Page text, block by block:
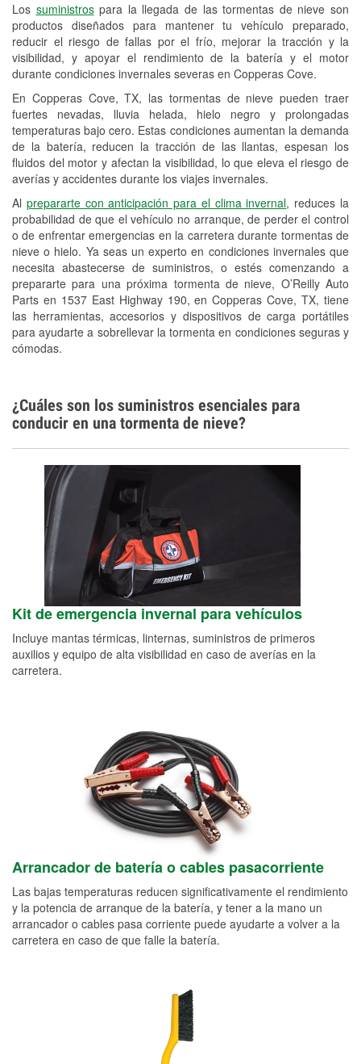
Los suministrospara la llegada de las tormentas de nieve son
productos diseñados para mantener tu vehículo preparado,
reducir el riesgo de fallas por el frío, mejorar la tracción y la
visibilidad, y apoyar el rendimiento de la batería y el motor
durante condiciones invernales severas en Copperas Cove.
En Copperas Cove, TX, las tormentas de nieve pueden traer
fuertes nevadas, lluvia helada, hielo negro y prolongadas
temperaturas bajo cero. Estas condiciones aumentan la demanda
de la batería, reducen la tracción de las llantas, espesan los
fluidos del motor y afectan la visibilidad, lo que eleva el riesgo de
averías y accidentes durante los viajes invernales.
Al prepararte con anticipación para el clima invernal, reduces la
probabilidad de que el vehículo no arranque, de perder el control
o de enfrentar emergencias en la carretera durante tormentas de
nieve o hielo. Ya seas un experto en condiciones invernales que
necesita abastecerse de suministros, o estés comenzando a
prepararte para una próxima tormenta de nieve, O’Reilly Auto
Parts en 1537 East Highway 190, en Copperas Cove, TX, tiene
las herramientas, accesorios y dispositivos de carga portátiles
para ayudarte a sobrellevar la tormenta en condiciones seguras y
cómodas.
Reciclaje de baterías y aceite
Instalación de bombillas de faros
Instalación de limpiaparabrisas
Programa de Préstamo de
Herramientas
Rectificación de tambores y discos de
freno
Mangueras hidráulicas a la medida
Snowstorm Supplies
Tornado Supplies
Conoce más
¿Cuáles son los suministros esenciales para
conducir en una tormenta de nieve?
Kit de emergencia invernal para vehículos
Incluye mantas térmicas, linternas, suministros de primeros
auxilios y equipo de alta visibilidad en caso de averías en la
carretera.
Arrancador de batería o cables pasacorriente
Las bajas temperaturas reducen significativamente el rendimiento
y la potencia de arranque de la batería, y tener a la mano un
arrancador o cables pasa corriente puede ayudarte a volver a la
carretera en caso de que falle la batería.